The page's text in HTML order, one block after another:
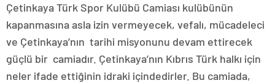
Çetinkaya Türk Spor Kulübü Camiası kulübünün
kapanmasına asla izin vermeyecek, vefalı, mücadeleci
ve Çetinkaya’nın tarihi misyonunu devam ettirecek
güçlü bir camiadır. Çetinkaya’nın Kıbrıs Türk halkı için
neler ifade ettiğinin idraki içindedirler. Bu camiada,